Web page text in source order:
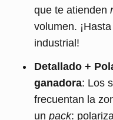
que te atienden
volumen.
industrial!
Detallado +
ganadora: Los
frecuentan la
un pack: